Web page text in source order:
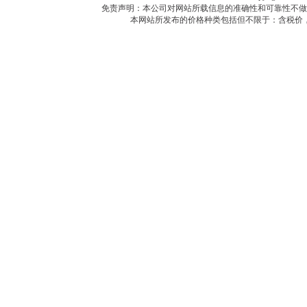
免责声明：本公司对网站所载信息的准确性和可靠性不
本网站所发布的价格种类包括但不限于：含税